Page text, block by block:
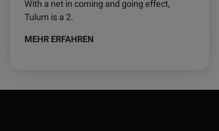
With a net in coming and going effect,
Tulum is a 2.
MEHR ERFAHREN